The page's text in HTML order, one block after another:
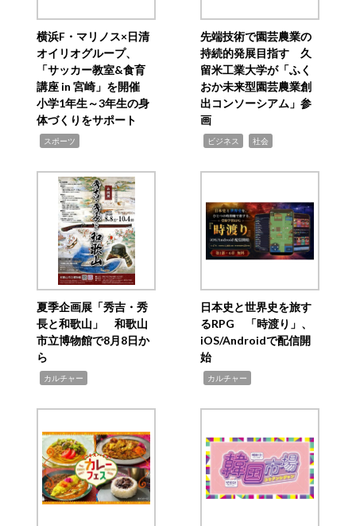
横浜F・マリノス×日清
オイリオグループ、
「サッカー教室&食育
講座 in 宮崎」を開催
小学1年生～3年生の身
体づくりをサポート
スポーツ
先端技術で園芸農業の
持続的発展目指す 久
留米工業大学が「ふく
おか未来型園芸農業創
出コンソーシアム」参
画
ビジネス 社会
夏季企画展「秀吉・秀
長と和歌山」 和歌山
市立博物館で8月8日か
ら
カルチャー
日本史と世界史を旅す
るRPG 「時渡り」、
iOS/Androidで配信開
始
カルチャー